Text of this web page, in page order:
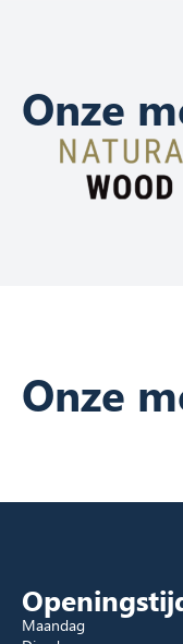
Onze
Onze
Maandag